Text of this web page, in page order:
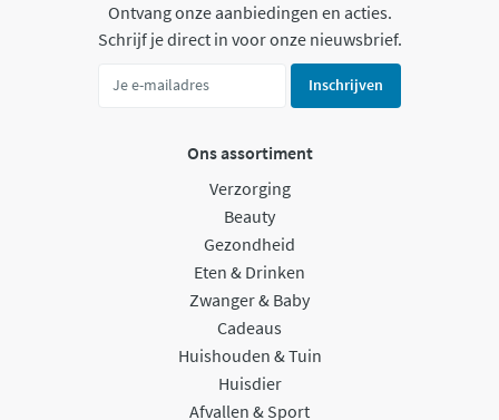
Ontvang onze aanbiedingen en acties.
Schrijf je direct in voor onze nieuwsbrief.
Inschrijven
Ons assortiment
Verzorging
Beauty
Gezondheid
Eten & Drinken
Zwanger & Baby
Cadeaus
Huishouden & Tuin
Huisdier
Afvallen & Sport